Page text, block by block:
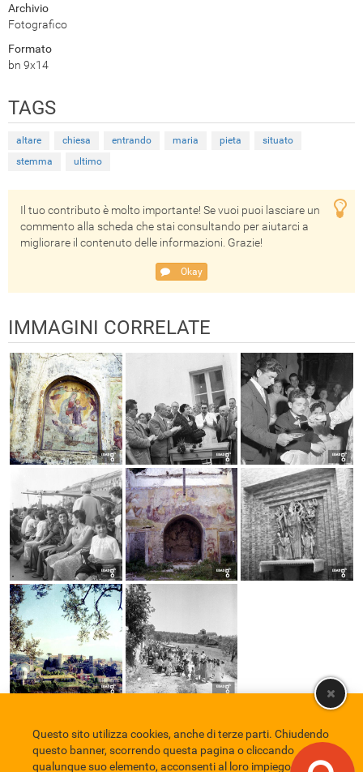
Archivio
Fotografico
Formato
bn 9x14
TAGS
altare chiesa entrando maria pieta
situato
stemma
ultimo
Il tuo contributo è molto importante! Se vuoi puoi lasciare un
commento alla scheda che stai consultando per aiutarci a
migliorare il contenuto delle informazioni. Grazie!
Okay
IMMAGINI CORRELATE
Comune di Eboli Servizio Bibliotecario Nazionale
Privacy policy
Credits
Questo sito utilizza cookies, anche di terze parti. Chiudendo
questo banner, scorrendo questa pagina o cliccando
qualunque suo elemento, acconsenti al loro impiego in